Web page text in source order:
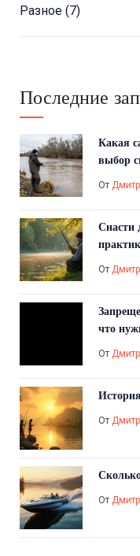
Разное (7)
Последние
Какая
выбор
От
Снасти
От
что
От
От
От